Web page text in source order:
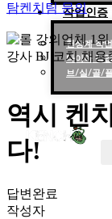
작업인증
천상계 작
다이아 작
브/실/골/
탐켄치팀 문의
역시 켄
다!
답변완료
작성자